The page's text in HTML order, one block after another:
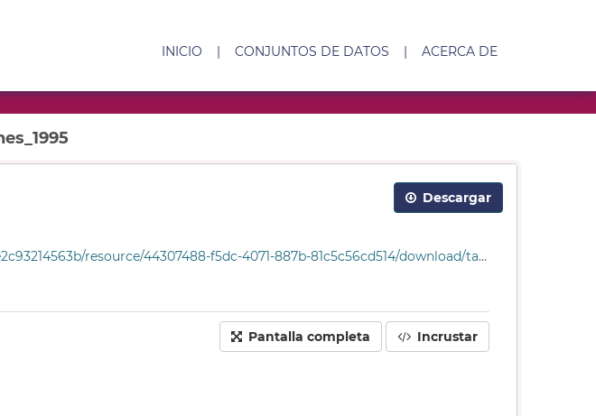
INICIO | CONJUNTOS DE DATOS | ACERCA DE
Descargar
44307488-f5dc-4071-887b-81c5c56cd514/download/tabla_sanciones_1995.csv
Pantalla completa Incrustar